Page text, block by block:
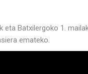
eta Batxilergoko 1.
emateko.